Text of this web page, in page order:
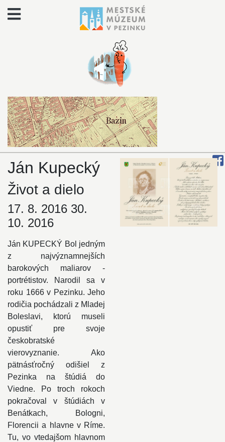
Ján Kupecký
Život a dielo
17. 8. 2016 30.
10. 2016
Ján KUPECKÝ Bol jedným
z najvýznamnejších
barokových maliarov -
portrétistov. Narodil sa v
roku 1666 v Pezinku. Jeho
rodičia pochádzali z Mladej
Boleslavi, ktorú museli
opustiť pre svoje
českobratské
vierovyznanie. Ako
pätnásťročný odišiel z
Pezinka na štúdiá do
Viedne. Po troch rokoch
pokračoval v štúdiách v
Benátkach, Bologni,
Florencii a hlavne v Ríme.
Tu, vo vtedajšom hlavnom